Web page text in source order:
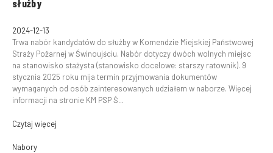
służby
2024-12-13
Trwa nabór kandydatów do służby w Komendzie Miejskiej Państwowej
Straży Pożarnej w Świnoujściu. Nabór dotyczy dwóch wolnych miejsc
na stanowisko stażysta (stanowisko docelowe: starszy ratownik). 9
stycznia 2025 roku mija termin przyjmowania dokumentów
wymaganych od osób zainteresowanych udziałem w naborze. Więcej
informacji na stronie KM PSP Ś...
Czytaj więcej
Nabory